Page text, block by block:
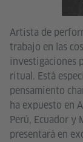
Artista de
trabajo en las
investigaciones
ritual. Está
pensamiento
ha expuesto en
Perú, Ecuador y
presentará en